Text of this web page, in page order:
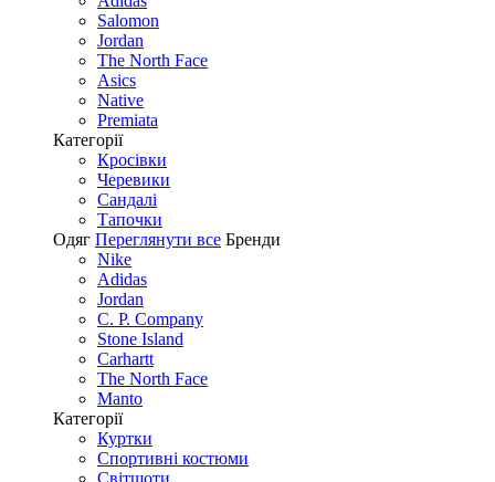
Salomon
Jordan
The North Face
Asics
Native
Premiata
Категорії
Кросівки
Черевики
Сандалі
Tапочки
Одяг Переглянути все Бренди
Nike
Adidas
Jordan
C. P. Company
Stone Island
Carhartt
The North Face
Manto
Категорії
Куртки
Спортивні костюми
Світшоти